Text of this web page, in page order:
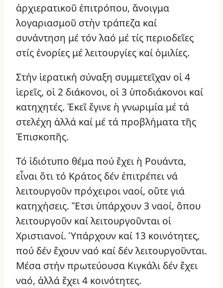
ἀρχιερατικοῦ ἐπιτρόπου, ἄνοιγμα
λογαριασμοῦ στἠν τράπεζα καί
συνάντηση μέ τόν λαό μέ τίς περιοδεῖες
στίς ἐνορίες μέ λειτουργίες καί ὁμιλίες.
Στήν ἱερατική σύναξη συμμετεῖχαν οἱ 4
ἱερεῖς, οἱ 2 διάκονοι, οἱ 3 ὑποδιάκονοι καί
κατηχητές. Ἐκεῖ ἔγινε ἡ γνωριμία μέ τά
στελέχη ἀλλά καί μέ τά προβλήματα τῆς
Ἐπισκοπῆς.
Τό ἰδιότυπο θέμα πού ἔχει ἡ Ρουάντα,
εἶναι ὅτι τό Κράτος δέν ἐπιτρέπει νά
λειτουργοῦν πρόχειροι ναοί, οὔτε γιά
κατηχήσεις. Ἔτσι ὑπάρχουν 3 ναοί, ὅπου
λειτουργοῦν καί λειτουργοῦνται οἱ
Χριστιανοί. Ὑπάρχουν καί 13 κοινότητες,
πού δέν ἔχουν ναό καί δέν λειτουργοῦνται.
Μέσα στήν πρωτεύουσα Κιγκάλι δέν ἔχει
ναό, ἀλλά ἔχει 4 κοινότητες.